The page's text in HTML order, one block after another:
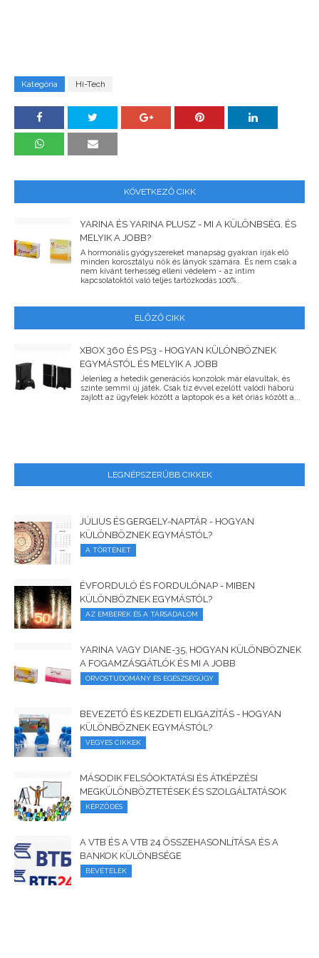
Kategória Hi-Tech
KÖVETKEZŐ CIKK
YARINA ÉS YARINA PLUSZ - MI A KÜLÖNBSÉG, ÉS
MELYIK A JOBB?
A hormonális gyógyszereket manapság gyakran írják elő
minden korosztályú nők és lányok számára. És nem csak a
nem kívánt terhesség elleni védelem - az intim
kapcsolatoktól való teljes tartózkodás 100%...
ELŐZŐ CIKK
XBOX 360 ÉS PS3 - HOGYAN KÜLÖNBÖZNEK
EGYMÁSTÓL ÉS MELYIK A JOBB
Jelenleg a hetedik generációs konzolok már elavultak, és
szinte semmi új játék. Csak tíz évvel ezelőtt valódi háború
zajlott az ügyfelek között a laptopok és a két óriás között a...
LEGNÉPSZERŰBB CIKKEK
JÚLIUS ÉS GERGELY-NAPTÁR - HOGYAN
KÜLÖNBÖZNEK EGYMÁSTÓL?
A TÖRTÉNET
ÉVFORDULÓ ÉS FORDULÓNAP - MIBEN
KÜLÖNBÖZNEK EGYMÁSTÓL?
AZ EMBEREK ÉS A TÁRSADALOM
YARINA VAGY DIANE-35, HOGYAN KÜLÖNBÖZNEK
A FOGAMZÁSGÁTLÓK ÉS MI A JOBB
ORVOSTUDOMÁNY ÉS EGÉSZSÉGÜGY
BEVEZETŐ ÉS KEZDETI ELIGAZÍTÁS - HOGYAN
KÜLÖNBÖZNEK EGYMÁSTÓL?
VEGYES CIKKEK
MÁSODIK FELSŐOKTATÁSI ÉS ÁTKÉPZÉSI
MEGKÜLÖNBÖZTETÉSEK ÉS SZOLGÁLTATÁSOK
KÉPZŐDÉS
A VTB ÉS A VTB 24 ÖSSZEHASONLÍTÁSA ÉS A
BANKOK KÜLÖNBSÉGE
BEVÉTELEK